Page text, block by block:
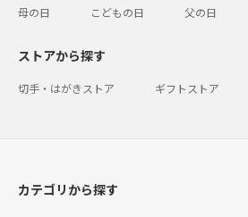
母の日 こどもの日 父の日
ストアから探す
切手・はがきストア ギフトストア
カテゴリから探す